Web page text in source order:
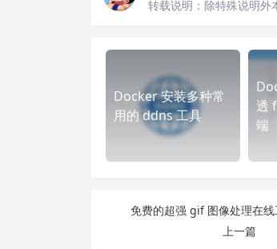
转载说明： 除特殊说明外
Docker 安装多种常
用的 ddns 工具
透
端
免费的超强 gif 图像处理在
上一篇